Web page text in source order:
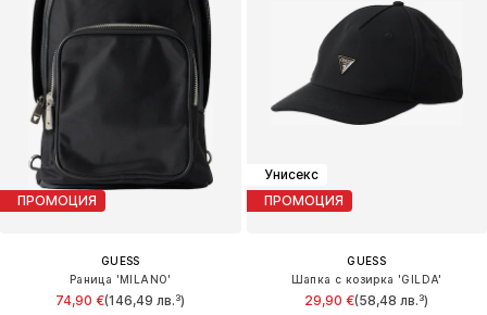
ПРОМОЦИЯ
GUESS
Раница 'MILANO'
74,90 €(146,49 лв.³)
Унисекс
ПРОМОЦИЯ
GUESS
Шапка с козирка 'GILDA'
29,90 €(58,48 лв.³)